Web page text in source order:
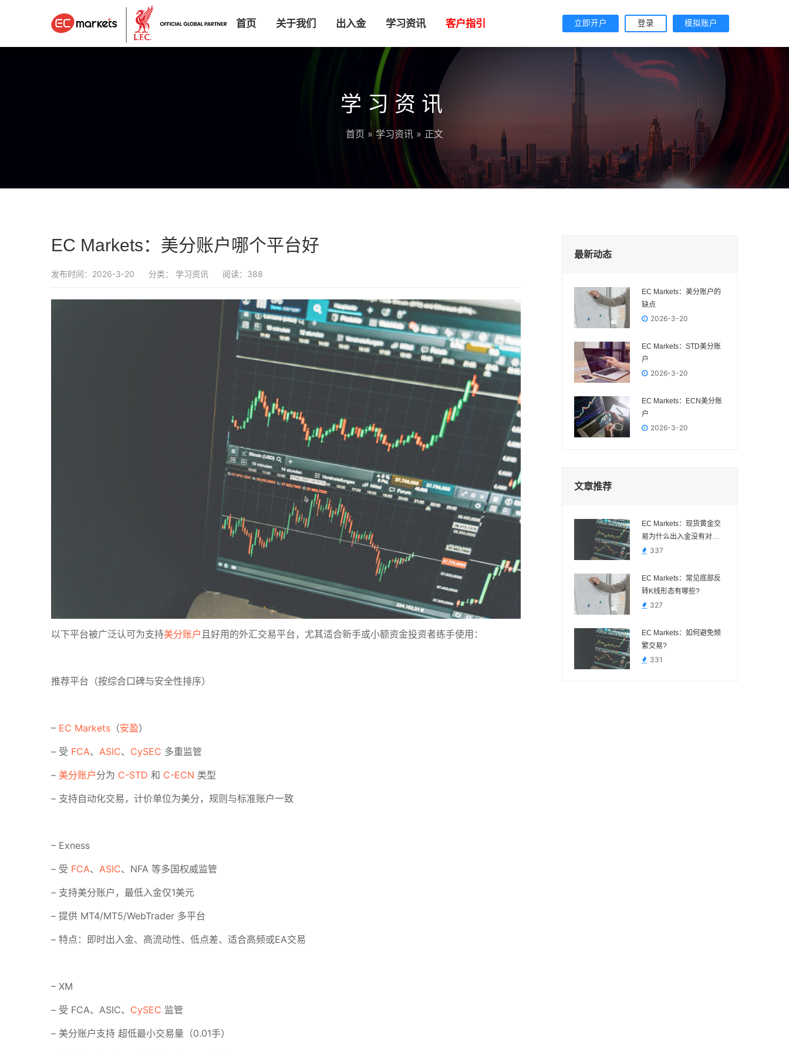
首页 关于我们 出入金 学习资讯 客户指引 立即开户 登录 模拟账户
学习资讯
首页 » 学习资讯 » 正文
EC Markets：美分账户哪个平台好
发布时间：2026-3-20 分类： 学习资讯 阅读：388
以下平台被广泛认可为支持美分账户 且好用的外汇交易平台，尤其适合新手或小额资金投资者练手使用：
推荐平台（按综合口碑与安全性排序）
– EC Markets （安盈）
– 受 FCA、 ASIC、 CySEC 多重监管
– 美分账户分为 C-STD 和 C-ECN 类型
– 支持自动化交易，计价单位为美分，规则与标准账户一致
– Exness
– 受 FCA、 ASIC、NFA 等多国权威监管
– 支持美分账户，最低入金仅1美元
– 提供 MT4/MT5/WebTrader 多平台
– 特点：即时出入金、高流动性、低点差、适合高频或EA交易
– XM
– 受 FCA、ASIC、 CySEC 监管
– 美分账户支持 超低最小交易量（0.01手）
最新动态
EC Markets：美分账户的
缺点
2026-3-20
EC Markets：STD美分账
户
2026-3-20
EC Markets：ECN美分账
户
2026-3-20
文章推荐
EC Markets：现货黄金交
易为什么出入金没有对公
账户?
337
EC Markets：常见底部反
转K线形态有哪些?
327
EC Markets：如何避免频
繁交易?
331